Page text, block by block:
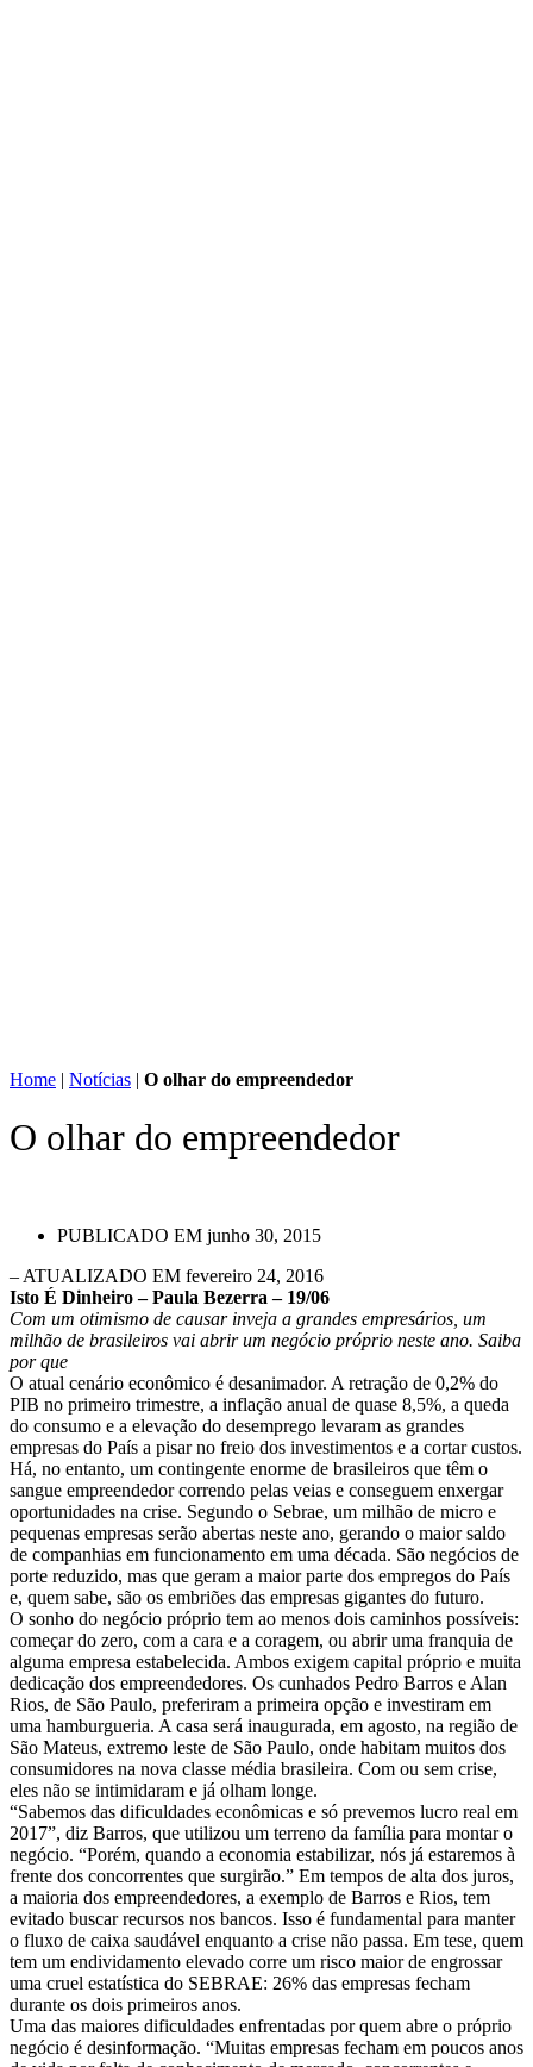
Home | Notícias | O olhar do empreendedor
O olhar do empreendedor
PUBLICADO EM junho 30, 2015
– ATUALIZADO EM fevereiro 24, 2016
Isto É Dinheiro – Paula Bezerra – 19/06
Com um otimismo de causar inveja a grandes empresários, um
milhão de brasileiros vai abrir um negócio próprio neste ano. Saiba
por que
O atual cenário econômico é desanimador. A retração de 0,2% do
PIB no primeiro trimestre, a inflação anual de quase 8,5%, a queda
do consumo e a elevação do desemprego levaram as grandes
empresas do País a pisar no freio dos investimentos e a cortar custos.
Há, no entanto, um contingente enorme de brasileiros que têm o
sangue empreendedor correndo pelas veias e conseguem enxergar
oportunidades na crise. Segundo o Sebrae, um milhão de micro e
pequenas empresas serão abertas neste ano, gerando o maior saldo
de companhias em funcionamento em uma década. São negócios de
porte reduzido, mas que geram a maior parte dos empregos do País
e, quem sabe, são os embriões das empresas gigantes do futuro.
O sonho do negócio próprio tem ao menos dois caminhos possíveis:
começar do zero, com a cara e a coragem, ou abrir uma franquia de
alguma empresa estabelecida. Ambos exigem capital próprio e muita
dedicação dos empreendedores. Os cunhados Pedro Barros e Alan
Rios, de São Paulo, preferiram a primeira opção e investiram em
uma hamburgueria. A casa será inaugurada, em agosto, na região de
São Mateus, extremo leste de São Paulo, onde habitam muitos dos
consumidores na nova classe média brasileira. Com ou sem crise,
eles não se intimidaram e já olham longe.
“Sabemos das dificuldades econômicas e só prevemos lucro real em
2017”, diz Barros, que utilizou um terreno da família para montar o
negócio. “Porém, quando a economia estabilizar, nós já estaremos à
frente dos concorrentes que surgirão.” Em tempos de alta dos juros,
a maioria dos empreendedores, a exemplo de Barros e Rios, tem
evitado buscar recursos nos bancos. Isso é fundamental para manter
o fluxo de caixa saudável enquanto a crise não passa. Em tese, quem
tem um endividamento elevado corre um risco maior de engrossar
uma cruel estatística do SEBRAE: 26% das empresas fecham
durante os dois primeiros anos.
Uma das maiores dificuldades enfrentadas por quem abre o próprio
negócio é desinformação. “Muitas empresas fecham em poucos anos